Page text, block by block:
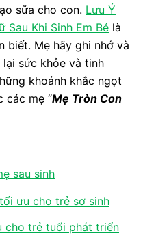
sữa cho con. Lưu Ý
Sau Khi Sinh Em Bé là
biết. Mẹ hãy ghi nhớ và
sức khỏe và tinh
khoảnh khắc ngọt
các mẹ “Mẹ Tròn Con
sau sinh
ưu cho trẻ sơ sinh
cho trẻ tuổi phát triển